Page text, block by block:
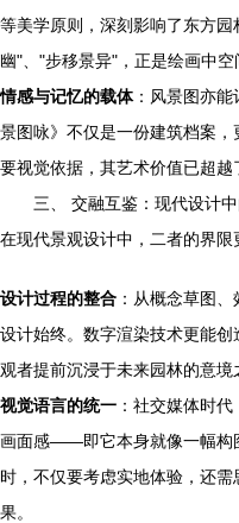
等美学原则，深刻影响了东方
幽"、"步移景异"，正是绘画中空
情感与记忆的载体：风景图亦能
景图咏》不仅是一份建筑档案
要视觉依据，其艺术价值已超越
三、 交融互鉴：现代设计
在现代景观设计中，二者的界限
设计过程的整合 ：从概念草图
设计始终。数字渲染技术更能
观者提前沉浸于未来园林的意境
视觉语言的统一 ：社交媒体时
画面感——即它本身就像一幅构
时，不仅要考虑实地体验，还
果。